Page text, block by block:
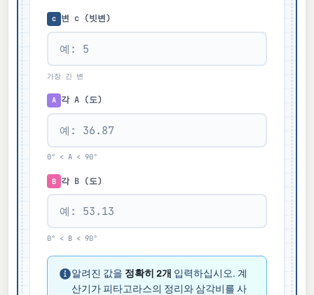
c 변 c (빗변)
가장 긴 변
A 각 A (도)
0° < A < 90°
B 각 B (도)
0° < B < 90°
알려진 값을 정확히 2개 입력하십시오. 계
산기가 피타고라스의 정리와 삼각비를 사